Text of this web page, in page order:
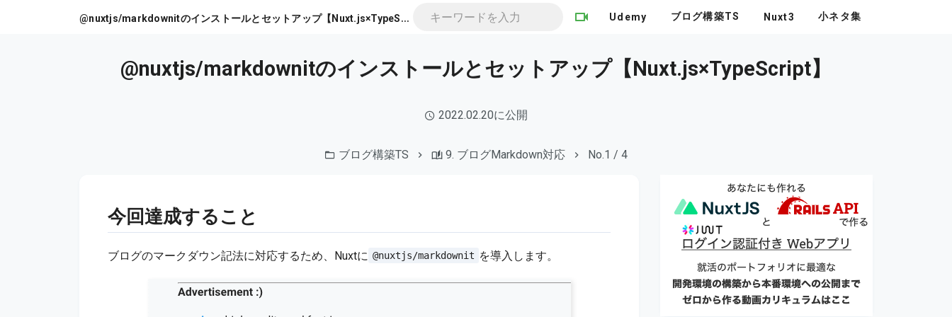
@
nuxtjs/markdownitのインストールとセットアップ【Nuxt.js×TypeScript】 Udemy ブログ構築TS Nuxt3 小ネタ集
@nuxtjs/markdownitのインストールとセットアップ【Nuxt.js×TypeScript】
2022.02.20に公開
ブログ構築TS 9. ブログMarkdown対応 No.1 / 4
今回達成すること
ブログのマークダウン記法に対応するため、Nuxtに @nuxtjs/markdownit を導入します。